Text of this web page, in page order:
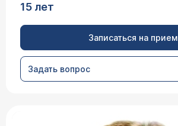
15 лет
Записаться на прием
Задать вопрос